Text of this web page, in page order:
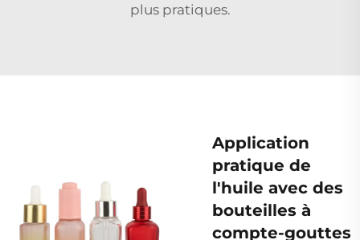
plus pratiques.
Application
pratique de
l'huile avec des
bouteilles à
compte-gouttes